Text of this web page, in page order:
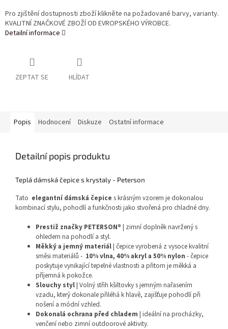
Pro zjištění dostupnosti zboží klikněte na požadované barvy, varianty.
KVALITNÍ ZNAČKOVÉ ZBOŽÍ OD EVROPSKÉHO VÝROBCE.
Detailní informace
ZEPTAT SE HLÍDAT
Popis Hodnocení Diskuze Ostatní informace
Detailní popis produktu
Teplá dámská čepice s krystaly - Peterson
Tato elegantní dámská čepice s krásným vzorem je dokonalou
kombinací stylu, pohodlí a funkčnosti jako stvořená pro chladné dny.
Prestiž značky PETERSON® | zimní doplněk navržený s
ohledem na pohodlí a styl.
Měkký a jemný materiál| čepice vyrobená z vysoce kvalitní
směsi materiálů - 10% vlna, 40% akryl a 50% nylon - čepice
poskytuje vynikající tepelné vlastnosti a přitom je měkká a
příjemná k pokožce.
Slouchy styl| Volný střih kšiltovky s jemným nařasením
vzadu, který dokonale přiléhá k hlavě, zajišťuje pohodlí při
nošení a módní vzhled.
Dokonalá ochrana před chladem | ideální na procházky,
venčení nebo zimní outdoorové aktivity.